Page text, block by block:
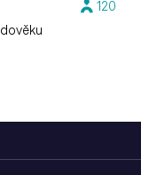
120